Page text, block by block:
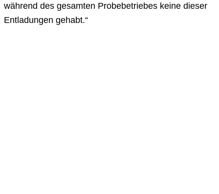
während des gesamten Probebetriebes keine dieser
Entladungen gehabt.“